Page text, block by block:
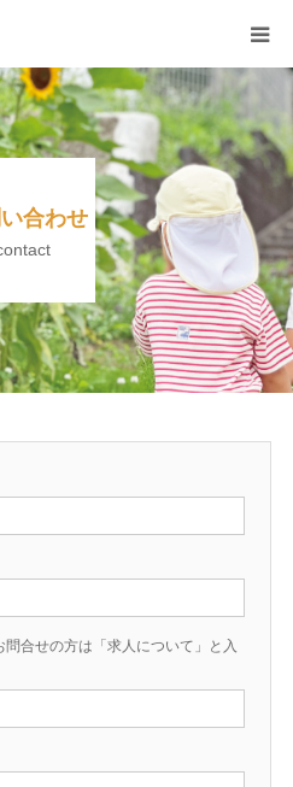
合わせ
合せの方は「求人について」と入